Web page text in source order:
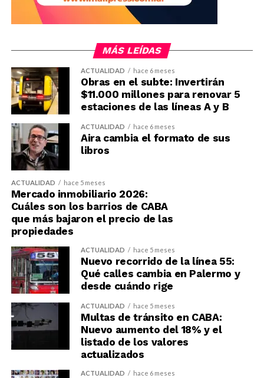
MÁS LEÍDAS
ACTUALIDAD hace 6 meses
Obras en el subte: Invertirán
$11.000 millones para renovar 5
estaciones de las líneas A y B
ACTUALIDAD hace 6 meses
Aira cambia el formato de sus
libros
ACTUALIDAD hace 5 meses
Mercado inmobiliario 2026:
Cuáles son los barrios de CABA
que más bajaron el precio de las
propiedades
ACTUALIDAD hace 5 meses
Nuevo recorrido de la línea 55:
Qué calles cambia en Palermo y
desde cuándo rige
ACTUALIDAD hace 5 meses
Multas de tránsito en CABA:
Nuevo aumento del 18% y el
listado de los valores
actualizados
ACTUALIDAD hace 6 meses